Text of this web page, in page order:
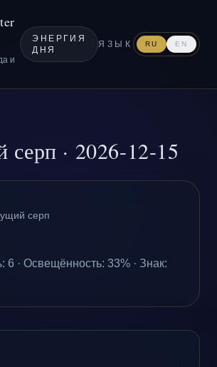
и
ЭНЕРГИЯ
ДНЯ
ЯЗЫК RU EN
серп · 2026-12-15
серп
: 6 · Освещённость: 33% · Знак: